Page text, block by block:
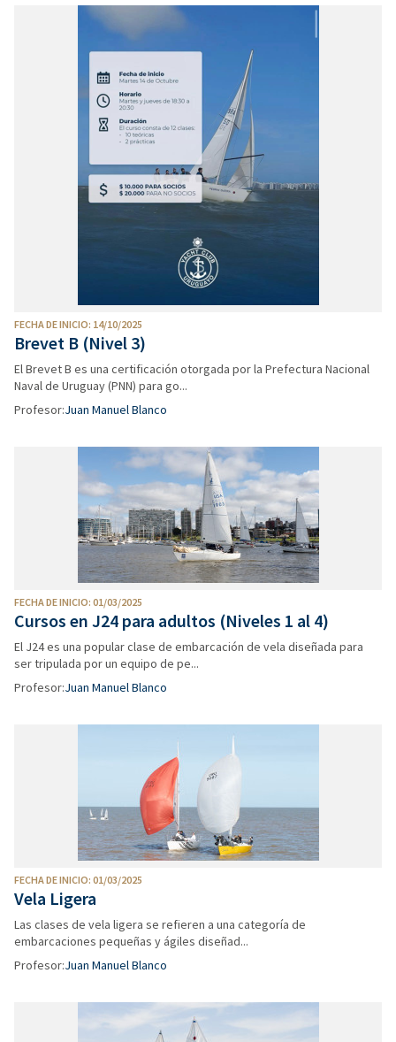
FECHA DE INICIO: 14/10/2025
Brevet B (Nivel 3)
El Brevet B es una certificación otorgada por la Prefectura Nacional
Naval de Uruguay (PNN) para go...
Profesor:Juan Manuel Blanco
FECHA DE INICIO: 01/03/2025
Cursos en J24 para adultos (Niveles 1 al 4)
El J24 es una popular clase de embarcación de vela diseñada para
ser tripulada por un equipo de pe...
Profesor:Juan Manuel Blanco
FECHA DE INICIO: 01/03/2025
Vela Ligera
Las clases de vela ligera se refieren a una categoría de
embarcaciones pequeñas y ágiles diseñad...
Profesor:Juan Manuel Blanco